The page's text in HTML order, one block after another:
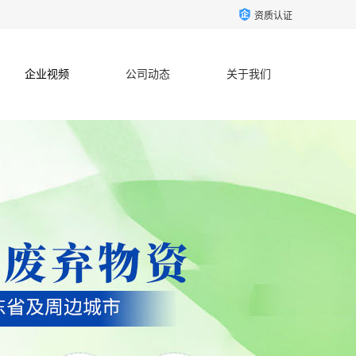
资质认证
企业视频 公司动态 关于我们